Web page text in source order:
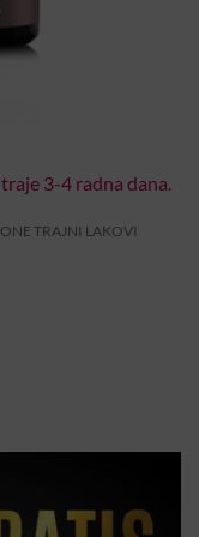
3-4 radna dana.
TRAJNI LAKOVI